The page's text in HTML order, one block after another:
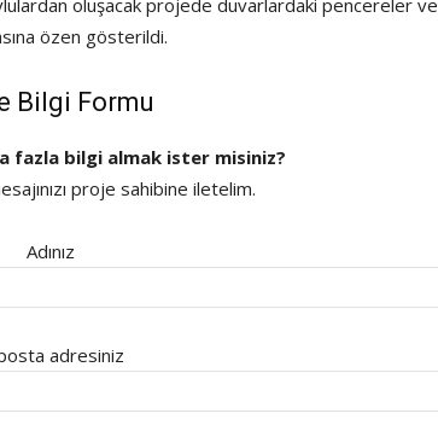
oluşacak projede duvarlardaki pencereler ve
özen gösterildi.
Bilgi Formu
fazla bilgi almak ister misiniz?
proje sahibine iletelim.
Adınız
adresiniz